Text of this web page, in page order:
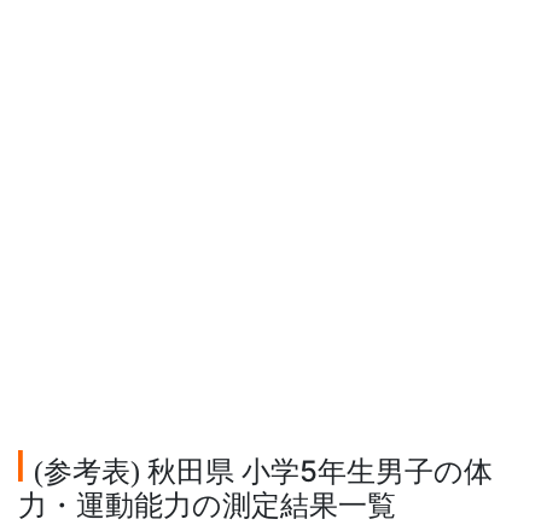
(参考表) 秋田県 小学5年生男子の体
力・運動能力の測定結果一覧